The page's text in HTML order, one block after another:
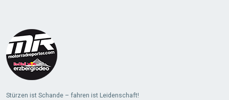
Stürzen ist Schande – fahren ist Leidenschaft!